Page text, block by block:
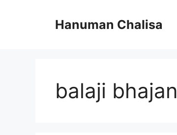
Hanuman Chalisa
balaji bhajan